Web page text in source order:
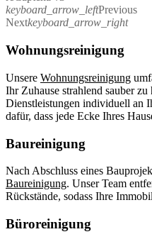
keyboard_arrow_leftPrevious
Nextkeyboard_arrow_right
Wohnungsreinigung
Unsere Wohnungsreinigung
Ihr Zuhause strahlend sauber zu
Dienstleistungen individuell an
dafür, dass jede Ecke Ihres
Baureinigung
Nach Abschluss eines
Baureinigung. Unser Team
Rückstände, sodass Ihre
Büroreinigung